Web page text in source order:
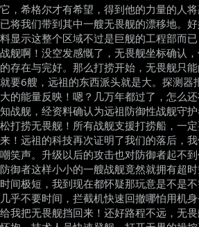
它，希格尔才有希望，得到他的力量的人
已将我们带到其中一艘无畏舰的漂移地。
料显示这整个区域不过是巨舰的工程部而
战舰啊！没空发感慨了，无畏舰坐标确认
的存在与完好。那么打捞开始，无畏舰只
就要6艘，远祖的东西派头就是大。探测器
大的能量反映！嗯？几万年都过了，怎么
知战舰，经资料确认为远祖防御性战舰守
松打捞无畏舰！所有战舰支援打捞船，一
来！远祖的科技再次证明了我们的落后，
嘲笑声。升级以后的攻击也对防御者起不
防御者这样小小的一艘战舰竟然就拥有超
时间极短，我到现在都怀疑那玩意是不是
几乎不要时间，拦截机快速回撤哪怕用机
给我把无畏舰挡回来！还好路程不远，无